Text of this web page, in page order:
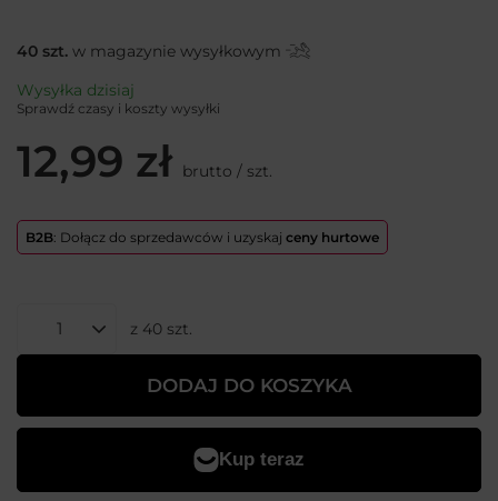
40 szt. w magazynie wysyłkowym
Wysyłka dzisiaj
Sprawdź czasy i koszty wysyłki
12,99 zł brutto / szt.
B2B: Dołącz do sprzedawców i uzyskaj ceny hurtowe
z 40 szt.
DODAJ DO KOSZYKA